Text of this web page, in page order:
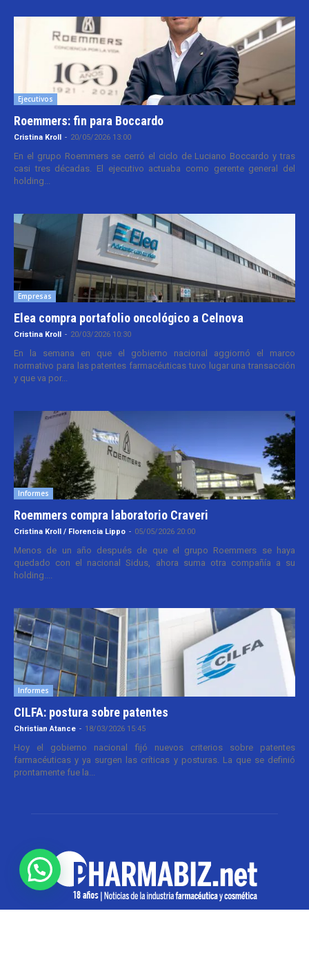
Ejecutivos
Roemmers: fin para Boccardo
Cristina Kroll - 20/05/2026 13:00
En el grupo Roemmers se cerró el ciclo de Luciano Boccardo y tras
casi tres décadas. El ejecutivo actuaba como gerente general del
holding...
Empresas
Elea compra portafolio oncológico a Celnova
Cristina Kroll - 20/03/2026 10:30
En la semana en que el gobierno nacional aggiornó el marco
normativo para las patentes farmacéuticas tuvo lugar una transacción
y que va por...
Informes
Roemmers compra laboratorio Craveri
Cristina Kroll / Florencia Lippo - 05/05/2026 20:00
Menos de un año después de que el grupo Roemmers se haya
quedado con el nacional Sidus, ahora suma otra compañía a su
holding....
Informes
CILFA: postura sobre patentes
Christian Atance - 18/03/2026 15:45
Hoy el gobierno nacional fijó nuevos criterios sobre patentes
farmacéuticas y ya surgen las críticas y posturas. La que se definió
prontamente fue la...